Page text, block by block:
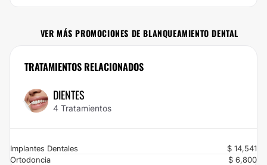
Contrata a través de Multiestetica.mx y aprovecha en exclusiva de un 50% de
Solicitar Promoción y envía tus datos para beneficiarte del 50% de
descuento. ¿Qué estás esperando? ¡Contáctanos ya!
VER MÁS PROMOCIONES DE BLANQUEAMIENTO DENTAL
TRATAMIENTOS RELACIONADOS
DIENTES
4 Tratamientos
Implantes Dentales
$ 14,541
Ortodoncia
$ 6,800